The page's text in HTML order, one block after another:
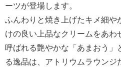
ーツが登場します。
ふんわりと焼き上げたキメ細や
けの良い上品なクリームをあわ
呼ばれる艶やかな「あまおう」
る逸品は、アトリウムラウンジ